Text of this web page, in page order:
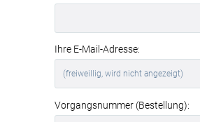
Ihre E-Mail-Adresse:
Vorgangsnummer (Bestellung):